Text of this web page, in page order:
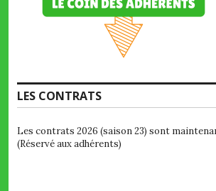
LES CONTRATS
Les contrats 2026 (saison 23) sont
(Réservé aux adhérents)